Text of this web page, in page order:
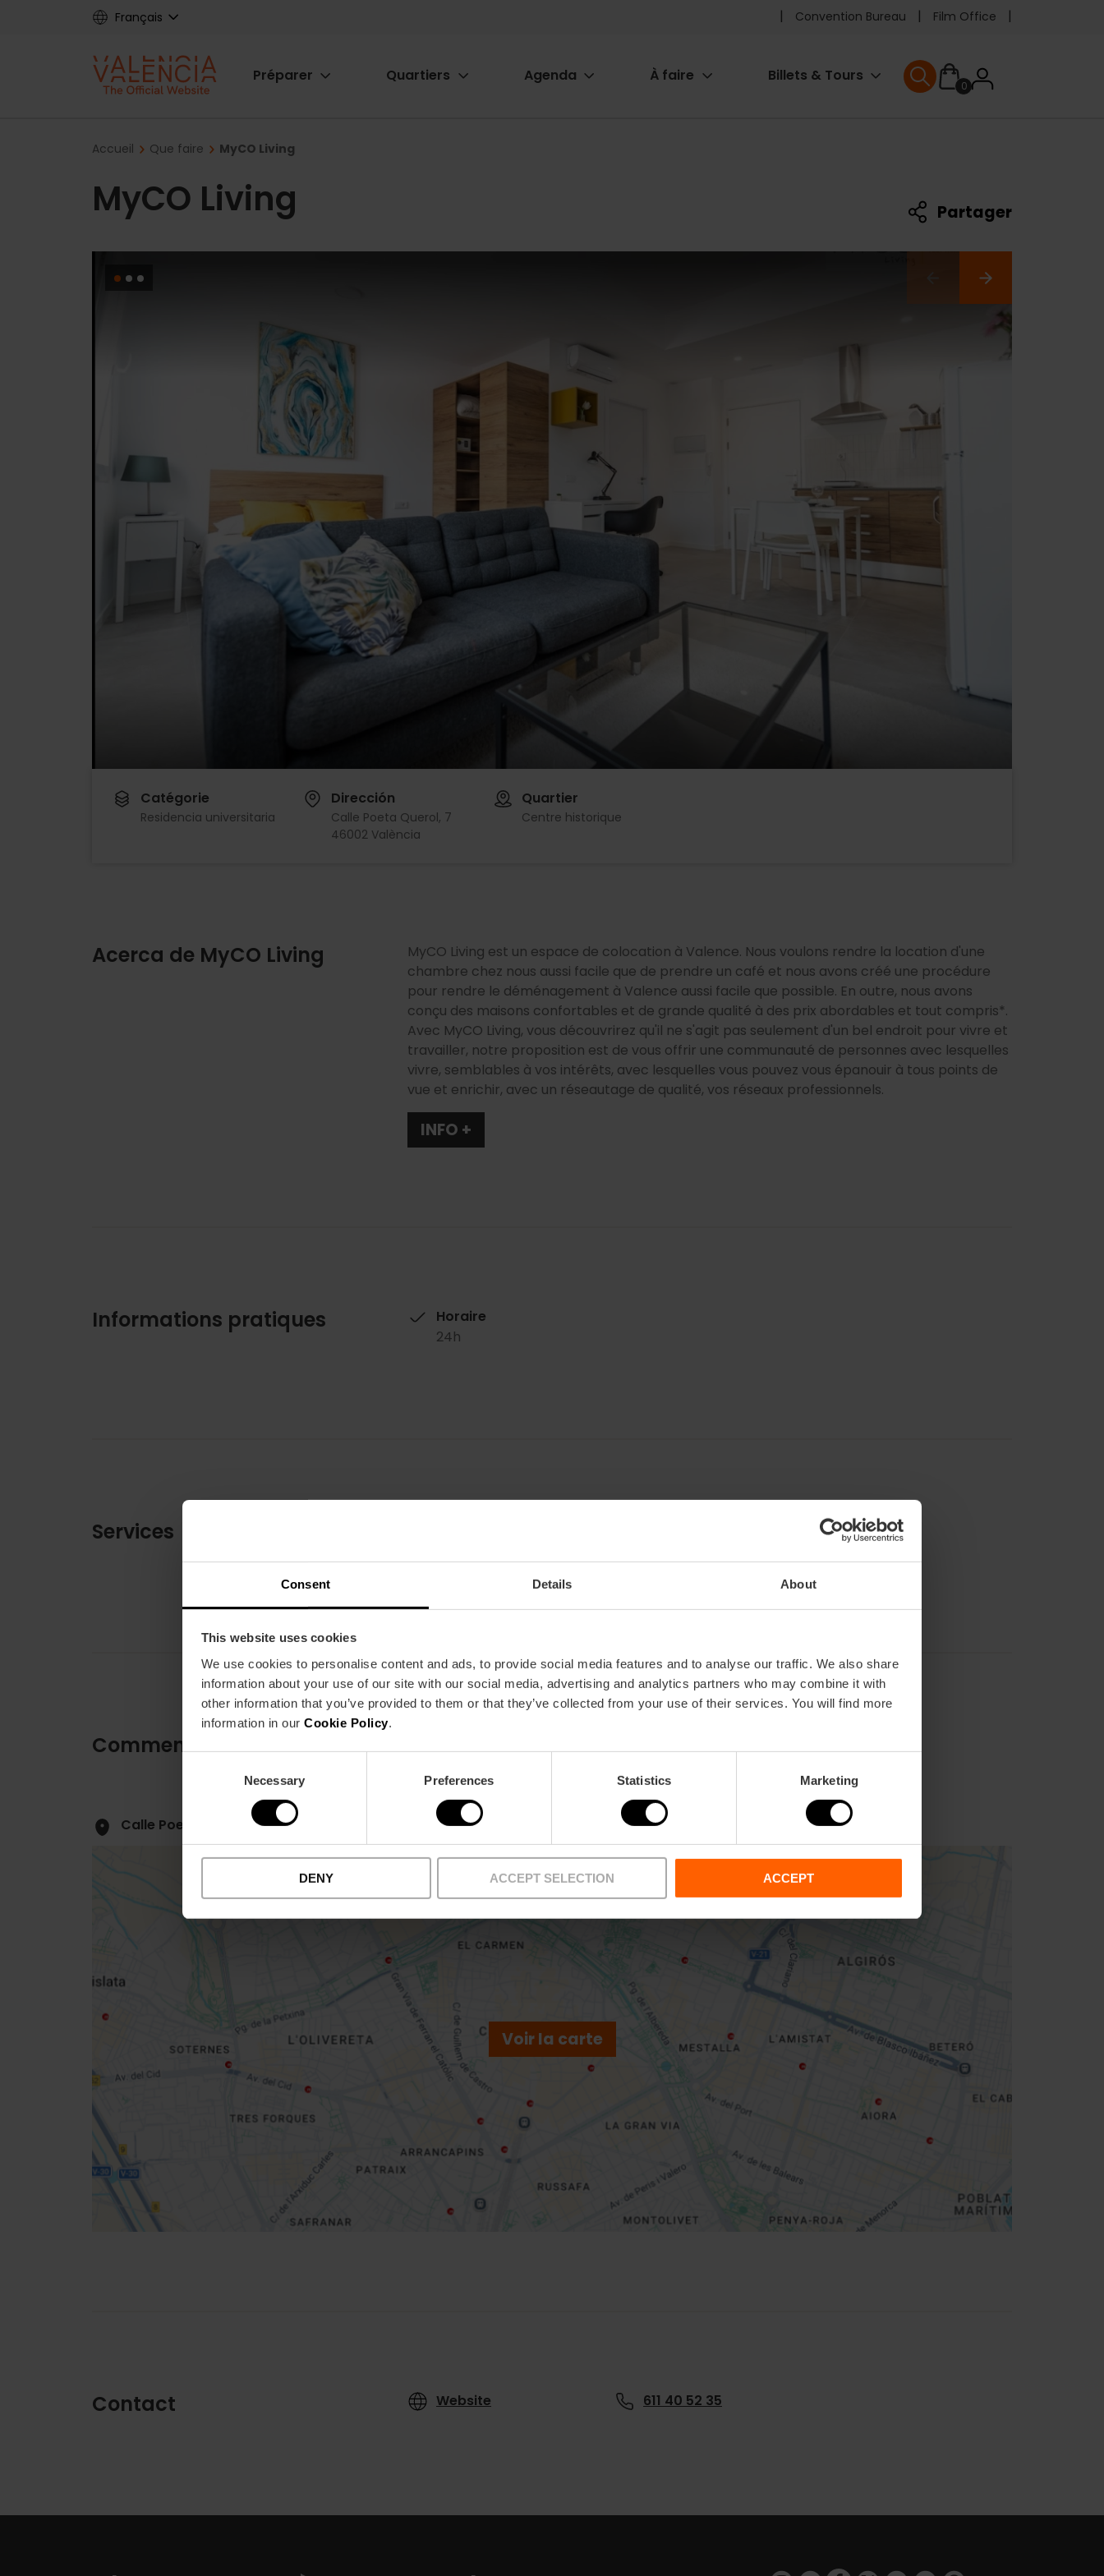
Consent Details About
This website uses cookies
We use cookies to personalise content and ads, to provide social media features and to analyse our traffic. We also share
information about your use of our site with our social media, advertising and analytics partners who may combine it with
other information that you’ve provided to them or that they’ve collected from your use of their services. You will find more
information in our Cookie Policy
Necessary Preferences Statistics Marketing
DENY ACCEPT SELECTION ACCEPT
Français
Pre
header
Convention Bureau Film Office
Main
Préparer Quartiers Agenda À faire Billets & Tours
0User
User menu
Breadcrumb
Accueil Que faire MyCO Living
MyCO Living Partager
Catégorie
Residencia universitaria
Dirección
Calle Poeta Querol, 7
46002 València
Quartier
Centre historique
Acerca de MyCO Living
MyCO Living est un espace de colocation à Valence. Nous voulons rendre la location d'une
chambre chez nous aussi facile que de prendre un café et nous avons créé une procédure
pour rendre le déménagement à Valence aussi facile que possible. En outre, nous avons
conçu des maisons confortables et de grande qualité à des prix abordables et tout compris*.
Avec MyCO Living, vous découvrirez qu'il ne s'agit pas seulement d'un bel endroit pour vivre et
travailler, notre proposition est de vous offrir une communauté de personnes avec lesquelles
vivre, semblables à vos intérêts, avec lesquelles vous pouvez vous épanouir à tous points de
vue et enrichir, avec un réseautage de qualité, vos réseaux professionnels.
INFO +
Informations pratiques
Horaire
24h
Services
Wifi
Comment s'y rendre
Calle Poeta Querol, 7 46002 València
Voir la carte
Directions
sidebar
Contact Website 611 40 52 35